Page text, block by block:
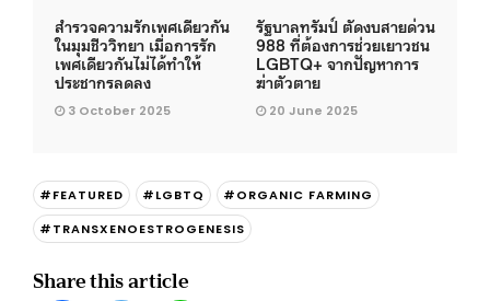
สำรวจความรักเพศเดียวกัน
ในมุมชีววิทยา เมื่อการรัก
เพศเดียวกันไม่ได้ทำให้
ประชากรลดลง
3 October 2025
รัฐบาลทรัมป์ ตัดงบสายด่วน
988 ที่ต้องการช่วยเยาวชน
LGBTQ+ จากปัญหาการ
ฆ่าตัวตาย
20 June 2025
#FEATURED #LGBTQ
#ORGANIC FARMING
#TRANSXENOESTROGENESIS
Share this article